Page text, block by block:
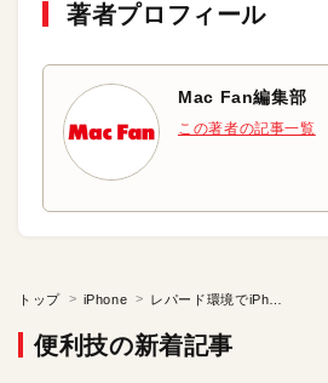
著者プロフィール
Mac Fan編集部
この著者の記事一覧
トップ iPhone
便利技の新着記事